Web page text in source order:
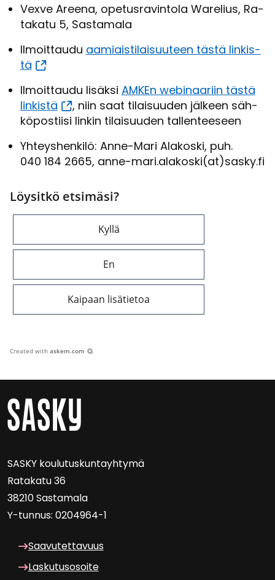
Vexve Aree­na, ope­tus­ra­vin­to­la Warelius, Ra­
ta­ka­tu 5, Sas­ta­ma­la
Il­moit­tau­du aa­miais­ti­lai­suu­teen tästä lin­kis­
tä
Il­moit­tau­du li­säk­si AMKEn webinaariin tästä
lin­kis­tä
, niin saat ti­lai­suu­den jäl­keen säh­
kö­pos­tii­si lin­kin ti­lai­suu­den tal­len­tee­seen
Yh­teys­hen­ki­lö: Anne-​​Mari Ala­kos­ki, puh.
040 184 2665, anne-​mari.ala­kos­ki(at)sasky.fi
Löysitkö etsimäsi?
Kyllä
En
Kaipaan lisätietoa
Created with askem.com
SASKY kou­lu­tus­kun­tayh­ty­mä
Ra­ta­ka­tu 36
38210 Sas­ta­ma­la
Y-​tunnus: 0204964-1
Saa­vu­tet­ta­vuus
Las­ku­tuso­soi­te